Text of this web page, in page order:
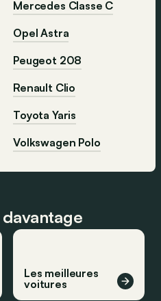
Mercedes Classe C
Opel Astra
Peugeot 208
Renault Clio
Toyota Yaris
Volkswagen Polo
Les meilleures
voitures